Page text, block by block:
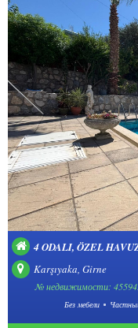
4 ODALI, ÖZEL
Karşıyaka, Girne
№ недвижимости:
Без мебели